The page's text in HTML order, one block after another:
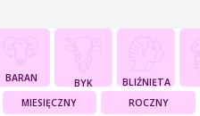
BARAN BYK BLIŹNIĘTA
MIESIĘCZNY ROCZNY